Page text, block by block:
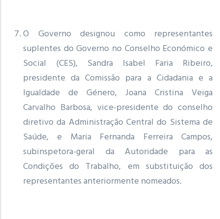
O Governo designou como representantes
suplentes do Governo no Conselho Económico e
Social (CES), Sandra Isabel Faria Ribeiro,
presidente da Comissão para a Cidadania e a
Igualdade de Género, Joana Cristina Veiga
Carvalho Barbosa, vice-presidente do conselho
diretivo da Administração Central do Sistema de
Saúde, e Maria Fernanda Ferreira Campos,
subinspetora-geral da Autoridade para as
Condições do Trabalho, em substituição dos
representantes anteriormente nomeados.